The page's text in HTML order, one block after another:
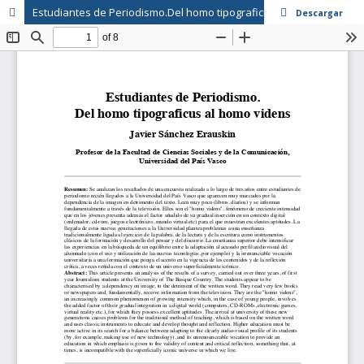
Estudiantes de Periodismo.Del homo tipograficus al homo viden
Descargar